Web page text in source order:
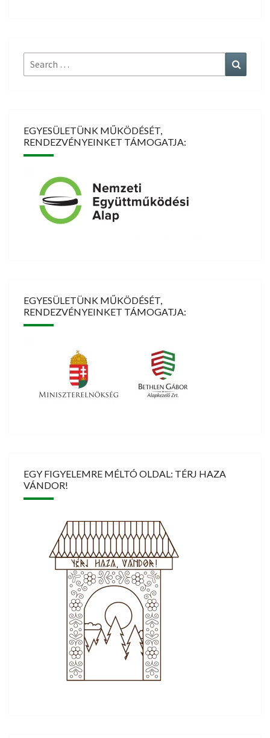
Search
for:
EGYESÜLETÜNK MŰKÖDÉSÉT,
RENDEZVÉNYEINKET TÁMOGATJA:
EGYESÜLETÜNK MŰKÖDÉSÉT,
RENDEZVÉNYEINKET TÁMOGATJA:
EGY FIGYELEMRE MÉLTÓ OLDAL: TÉRJ HAZA
VÁNDOR!